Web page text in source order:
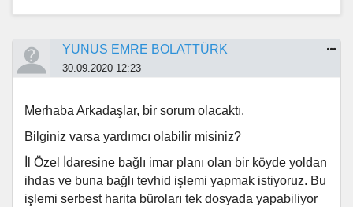
YUNUS EMRE BOLATTÜRK
30.09.2020 12:23
Merhaba Arkadaşlar, bir sorum olacaktı.
Bilginiz varsa yardımcı olabilir misiniz?
İl Özel İdaresine bağlı imar planı olan bir köyde yoldan
ihdas ve buna bağlı tevhid işlemi yapmak istiyoruz. Bu
işlemi serbest harita büroları tek dosyada yapabiliyor